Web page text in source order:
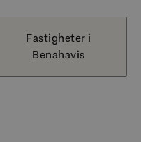
Fastigheter i
Benahavis